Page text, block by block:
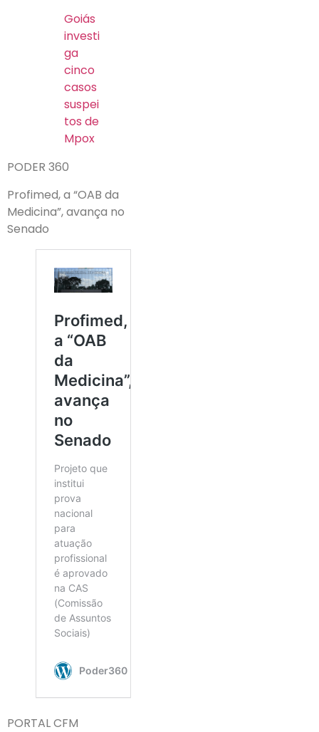
Goiás
investi
ga
cinco
casos
suspei
tos de
Mpox
PODER 360
Profimed, a “OAB da
Medicina”, avança no
Senado
PORTAL CFM